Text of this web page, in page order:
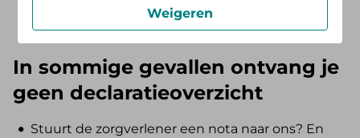
werkdagen daarna.
In sommige gevallen ontvang je
geen declaratieoverzicht
Stuurt de zorgverlener een nota naar ons? En
Weigeren